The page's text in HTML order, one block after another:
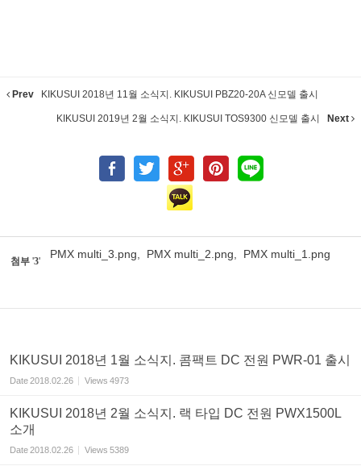
Prev KIKUSUI 2018년 11월 소식지. KIKUSUI PBZ20-20A 신모델 출시
KIKUSUI 2019년 2월 소식지. KIKUSUI TOS9300 신모델 출시 Next
첨부 '3'
PMX multi_3.png, PMX multi_2.png, PMX multi_1.png
KIKUSUI 2018년 1월 소식지. 콤팩트 DC 전원 PWR-01 출시
Date2018.02.26 Views 4973
KIKUSUI 2018년 2월 소식지. 랙 타입 DC 전원 PWX1500L
소개
Date2018.02.26 Views 5389